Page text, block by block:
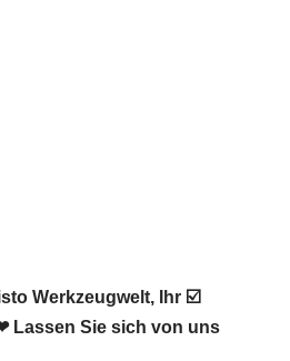
Werkzeugwelt, Ihr ☑️
Lassen Sie sich von uns